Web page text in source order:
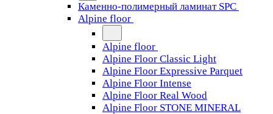
Каменно-полимерный ламинат SPC
Alpine floor
Alpine floor
Alpine Floor Classic Light
Alpine Floor Expressive Parquet
Alpine Floor Intense
Alpine Floor Real Wood
Alpine Floor STONE MINERAL